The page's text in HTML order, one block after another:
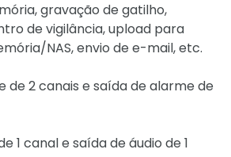
gravação de gatilho,
de vigilância, upload para
NAS, envio de e-mail, etc.
de 2 canais e saída de alarme de
1 canal e saída de áudio de 1